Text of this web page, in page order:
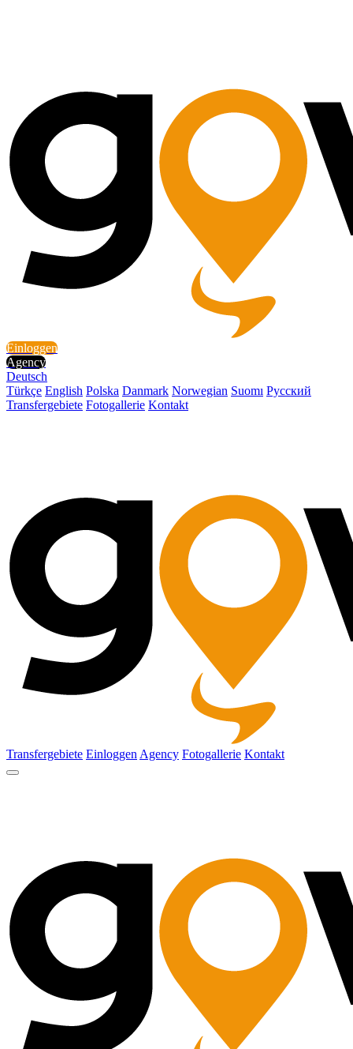
Einloggen
Agency
Deutsch
Türkçe English Polska Danmark Norwegian Suomı Русский
Transfergebiete Fotogallerie Kontakt
Transfergebiete Einloggen Agency Fotogallerie Kontakt